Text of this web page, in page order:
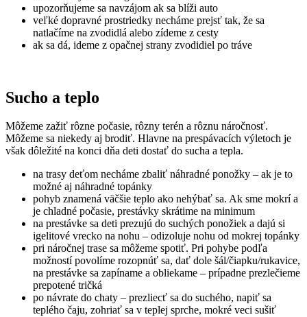
upozorňujeme sa navzájom ak sa blíži auto
veľké dopravné prostriedky necháme prejsť tak, že sa
natlačíme na zvodidlá alebo zídeme z cesty
ak sa dá, ideme z opačnej strany zvodidiel po tráve
Sucho a teplo
Môžeme zažiť rôzne počasie, rôzny terén a rôznu náročnosť.
Môžeme sa niekedy aj brodiť. Hlavne na prespávacích výletoch je
však dôležité na konci dňa deti dostať do sucha a tepla.
na trasy deťom necháme zbaliť náhradné ponožky – ak je to
možné aj náhradné topánky
pohyb znamená väčšie teplo ako nehýbať sa. Ak sme mokrí a
je chladné počasie, prestávky skrátime na minimum
na prestávke sa deti prezujú do suchých ponožiek a dajú si
igelitové vrecko na nohu – odizoluje nohu od mokrej topánky
pri náročnej trase sa môžeme spotiť. Pri pohybe podľa
možností povolíme rozopnúť sa, dať dole šál/čiapku/rukavice,
na prestávke sa zapíname a obliekame – prípadne prezlečieme
prepotené tričká
po návrate do chaty – prezliecť sa do suchého, napiť sa
teplého čaju, zohriať sa v teplej sprche, mokré veci sušiť